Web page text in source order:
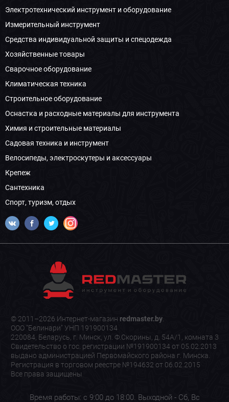
Электротехнический инструмент и оборудование
Измерительный инструмент
Средства индивидуальной защиты и спецодежда
Хозяйственные товары
Сварочное оборудование
Климатическая техника
Строительное оборудование
Оснастка и расходные материалы для инструмента
Химия и строительные материалы
Садовая техника и инструмент
Велосипеды, электроскутеры и аксессуары
Крепеж
Сантехника
Спорт, туризм, отдых
© 2011–2026 Интернет-магазин redmaster.by.
ООО "Белинари" УНП 191900134
220084, Беларусь, г. Минск, ул. Ф.Скорины, д. 54А/1, комната 3
Свидетельство о гос. регистрации №191900134 от 05.02.2013
выдано администрацией Первомайского района г. Минска.
Регистрация в торговом реестре №194632 от 06.02.2015
Все права защищены
Время работы: с 9:00 до 18:00. Выходной - Сб, Вс